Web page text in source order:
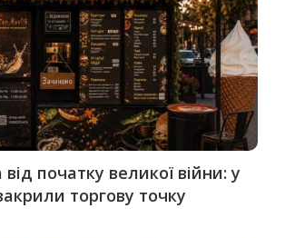
початку великої війни: у
торгову точку